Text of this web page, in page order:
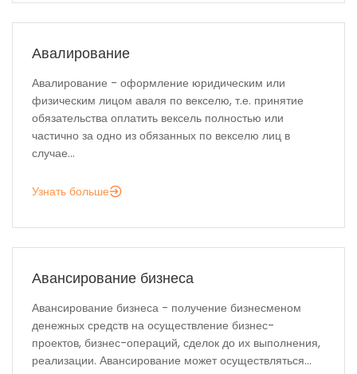
Авалирование
Авалирование - оформление юридическим или
физическим лицом аваля по векселю, т.е. принятие
обязательства оплатить вексель полностью или
частично за одно из обязанных по векселю лиц в
случае...
Узнать больше
Авансирование бизнеса
Авансирование бизнеса - получение бизнесменом
денежных средств на осуществление бизнес-
проектов, бизнес-операций, сделок до их выполнения,
реализации. Авансирование может осуществляться...